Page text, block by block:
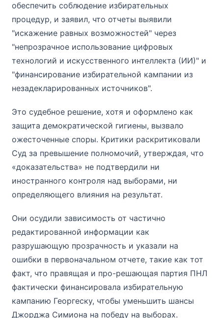
обеспечить соблюдение избирательных
процедур, и заявил, что отчеты выявили
"искажение равных возможностей" через
"непрозрачное использование цифровых
технологий и искусственного интеллекта (ИИ)" и
"финансирование избирательной кампании из
незадекларированных источников".
Это судебное решение, хотя и оформлено как
защита демократической гигиены, вызвало
ожесточенные споры. Критики раскритиковали
Суд за превышение полномочий, утверждая, что
«доказательства» не подтвердили ни
иностранного контроля над выборами, ни
определяющего влияния на результат.
Они осудили зависимость от частично
редактированной информации как
разрушающую прозрачность и указали на
ошибки в первоначальном отчете, такие как тот
факт, что правящая и про-решающая партия ПНЛ
фактически финансировала избирательную
кампанию Георгеcку, чтобы уменьшить шансы
Джорджа Симиона на победу на выборах.